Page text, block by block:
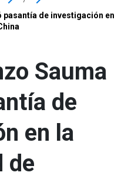
pasantía de investigación en
Sauma
de
en la
de